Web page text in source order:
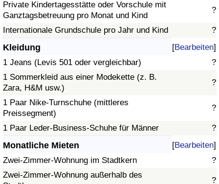
Private Kindertagesstätte oder Vorschule mit
Ganztagsbetreuung pro Monat und Kind
?
Internationale Grundschule pro Jahr und Kind ?
Kleidung [Bearbeiten]
1 Jeans (Levis 501 oder vergleichbar)
?
1 Sommerkleid aus einer Modekette (z. B.
Zara, H&M usw.)
?
1 Paar Nike-Turnschuhe (mittleres
Preissegment)
?
1 Paar Leder-Business-Schuhe für Männer ?
Monatliche Mieten [Bearbeiten]
Zwei-Zimmer-Wohnung im Stadtkern
?
Zwei-Zimmer-Wohnung außerhalb des
?